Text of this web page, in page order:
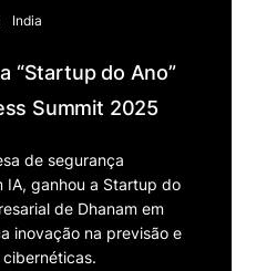
India
“Startup do Ano”
Summit 2025
de segurança
IA, ganhou a Startup do
de Dhanam em
inovação na previsão e